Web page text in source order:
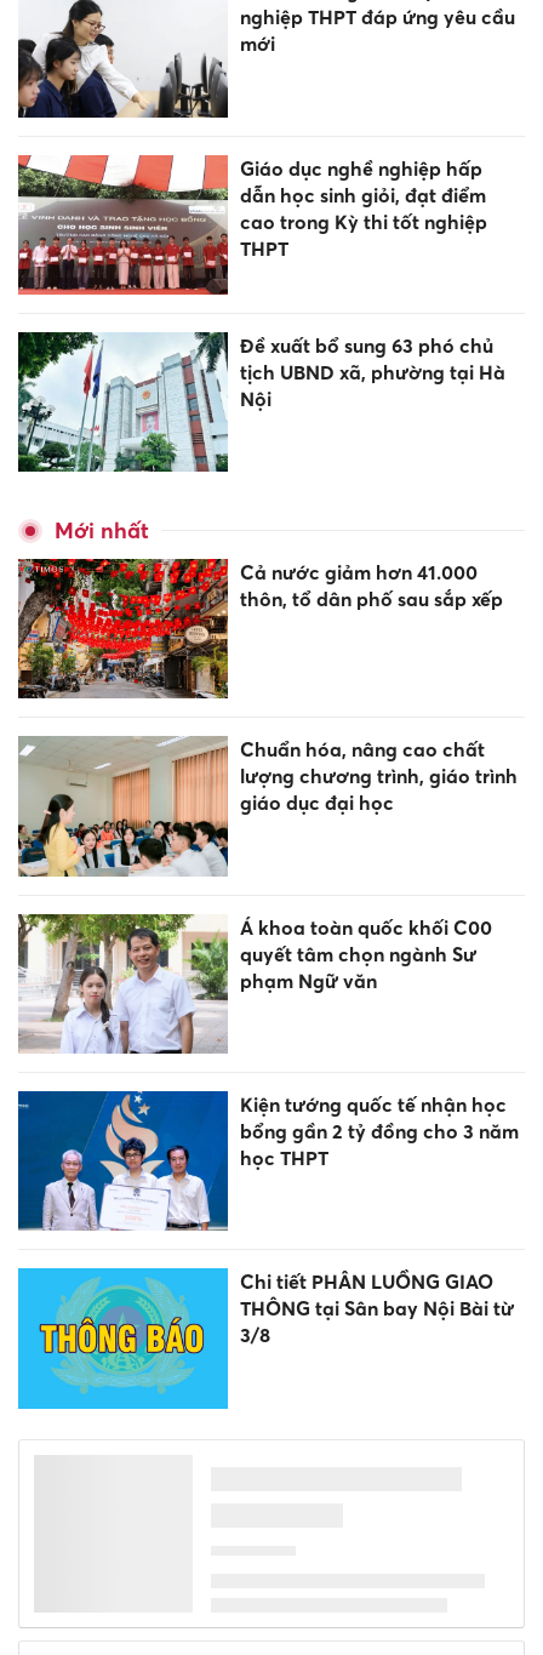
nghiệp THPT đáp ứng yêu cầu
mới
Giáo dục nghề nghiệp hấp
dẫn học sinh giỏi, đạt điểm
cao trong Kỳ thi tốt nghiệp
THPT
Đề xuất bổ sung 63 phó chủ
tịch UBND xã, phường tại Hà
Nội
Mới nhất
Cả nước giảm hơn 41.000
thôn, tổ dân phố sau sắp xếp
Chuẩn hóa, nâng cao chất
lượng chương trình, giáo trình
giáo dục đại học
Á khoa toàn quốc khối C00
quyết tâm chọn ngành Sư
phạm Ngữ văn
Kiện tướng quốc tế nhận học
bổng gần 2 tỷ đồng cho 3 năm
học THPT
Chi tiết PHÂN LUỒNG GIAO
THÔNG tại Sân bay Nội Bài từ
3/8
Bắc Ninh thành lập Quỹ